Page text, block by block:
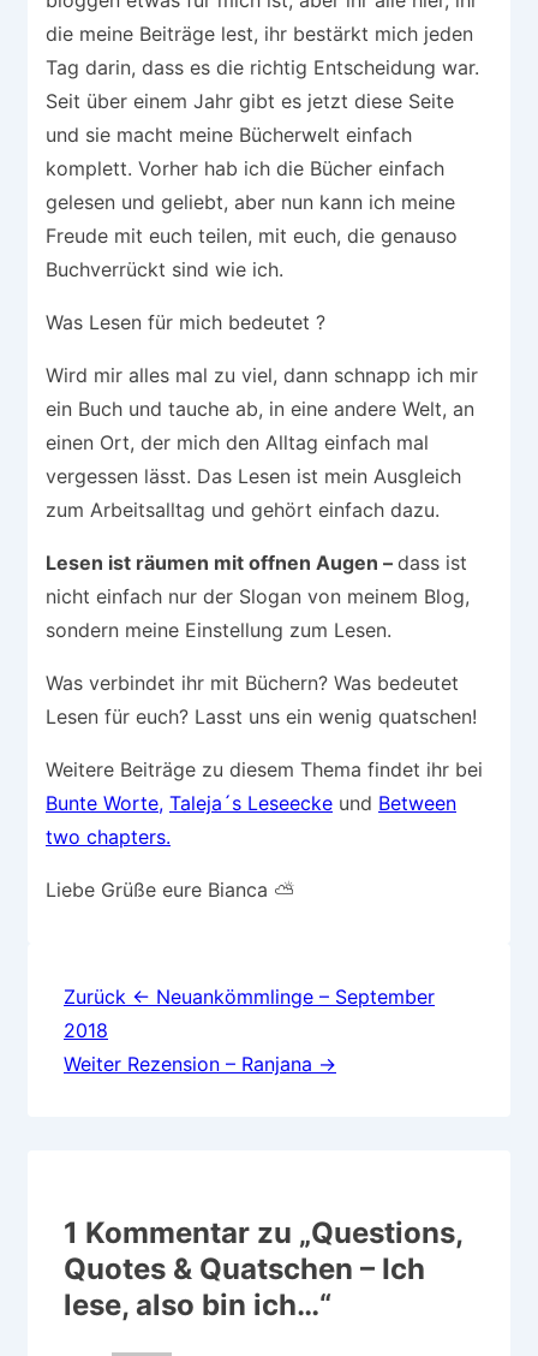
die meine Beiträge lest, ihr bestärkt mich jeden
Tag darin, dass es die richtig Entscheidung war.
Seit über einem Jahr gibt es jetzt diese Seite
und sie macht meine Bücherwelt einfach
komplett. Vorher hab ich die Bücher einfach
gelesen und geliebt, aber nun kann ich meine
Freude mit euch teilen, mit euch, die genauso
Buchverrückt sind wie ich.
Was Lesen für mich bedeutet ?
Wird mir alles mal zu viel, dann schnapp ich mir
ein Buch und tauche ab, in eine andere Welt, an
einen Ort, der mich den Alltag einfach mal
vergessen lässt. Das Lesen ist mein Ausgleich
zum Arbeitsalltag und gehört einfach dazu.
Lesen ist räumen mit offnen Augen – dass ist
nicht einfach nur der Slogan von meinem Blog,
sondern meine Einstellung zum Lesen.
Was verbindet ihr mit Büchern? Was bedeutet
Lesen für euch? Lasst uns ein wenig quatschen!
Weitere Beiträge zu diesem Thema findet ihr bei
Bunte Worte, Taleja´s Leseecke und Between
two chapters.
Liebe Grüße eure Bianca ⛅
Beitragsnavigation
Zurück ← Neuankömmlinge – September
2018
Weiter Rezension – Ranjana →
1 Kommentar zu „Questions,
Quotes & Quatschen – Ich
lese, also bin ich…“